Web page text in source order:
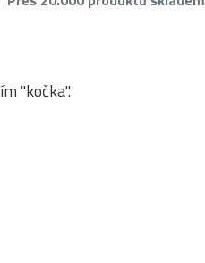
"kočka".